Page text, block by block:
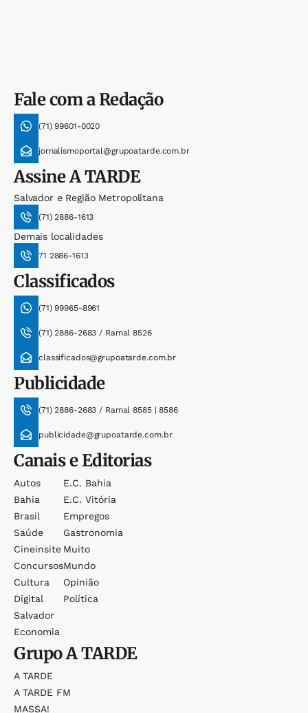
Fale com a Redação
(71) 99601-0020
jornalismoportal@grupoatarde.com.br
AssineA TARDE
Salvador e Região Metropolitana
(71) 2886-1613
Demais localidades
71 2886-1613
Classificados
(71) 99965-8961
(71) 2886-2683 / Ramal 8526
classificados@grupoatarde.com.br
Publicidade
(71) 2886-2683 / Ramal 8585 | 8586
publicidade@grupoatarde.com.br
Canais e Editorias
Autos
Bahia
Brasil
Saúde
Cineinsite
Concursos
Cultura
Digital
Salvador
Economia
E.c. Bahia
E.c. Vitória
Empregos
Gastronomia
Muito
Mundo
Opinião
Política
GrupoA TARDE
A TARDE
A TARDE FM
MASSA!